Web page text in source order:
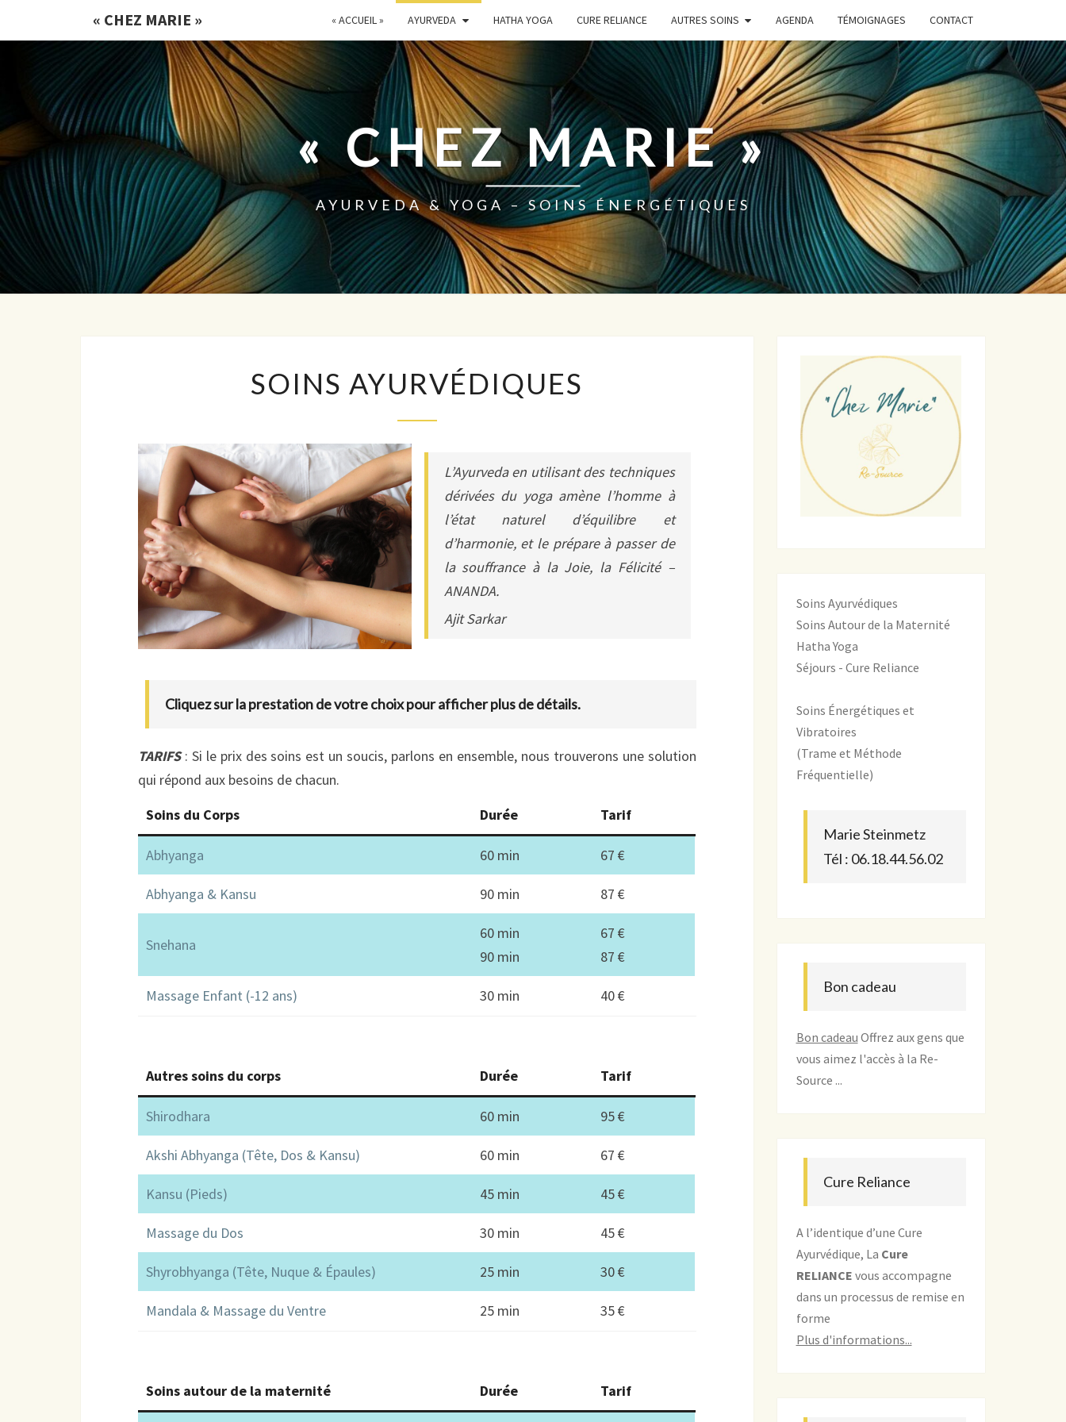
« CHEZ MARIE » « ACCUEIL » AYURVEDA HATHA YOGA CURE RELIANCE AUTRES SOINS AGENDA TÉMOIGNAGES CONTACT
« CHEZ MARIE »
AYURVEDA & YOGA – SOINS ÉNERGÉTIQUES
AYURVÉDIQUES
SOINS AYURVÉDIQUES
L’Ayurveda en utilisant des techniques
dérivées du yoga amène l’homme à
l’état naturel d’équilibre et
d’harmonie, et le prépare à passer de
la souffrance à la Joie, la Félicité –
ANANDA.
Ajit Sarkar
Cliquez sur la prestation de votre choix pour afficher plus de détails.
TARIFS: Si le prix des soins est un soucis, parlons en ensemble, nous trouverons une solution
qui répond aux besoins de chacun.
Soins du Corps
Durée Tarif
Abhyanga 60 min 67 €
Abhyanga & Kansu 90 min 87 €
Snehana
60 min
90 min
67 €
87 €
Massage Enfant (-12 ans) 30 min 40 €
Autres soins du corps Durée Tarif
Shirodhara 60 min 95 €
Akshi Abhyanga (Tête, Dos & Kansu) 60 min 67 €
Kansu (Pieds) 45 min 45 €
Massage du Dos 30 min 45 €
Shyrobhyanga (Tête, Nuque & Épaules) 25 min 30 €
Mandala & Massage du Ventre 25 min 35 €
Soins autour de la maternité Durée Tarif
Soins Ayurvédiques
Soins Autour de la Maternité
Hatha Yoga
Séjours - Cure Reliance
Soins Énergétiques et
Vibratoires
(Trame et Méthode
Fréquentielle)
Marie Steinmetz
Tél : 06.18.44.56.02
Bon cadeau
Bon cadeau Offrez aux gens que
vous aimez l'accès à la Re-
Source ...
Cure Reliance
A l’identique d’une Cure
Ayurvédique, La Cure
RELIANCE vous accompagne
dans un processus de remise en
forme
Plus d'informations...